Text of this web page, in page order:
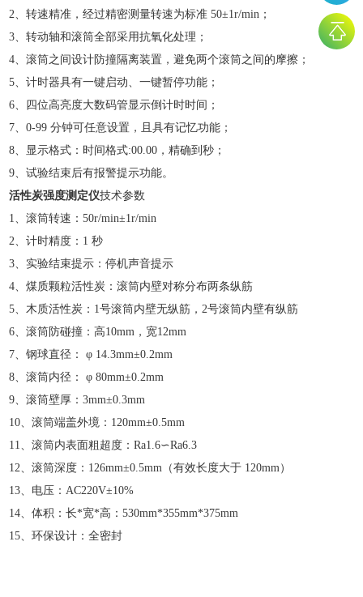
2、转速精准，经过精密测量转速为标准 50±1r/min；
3、转动轴和滚筒全部采用抗氧化处理；
4、滚筒之间设计防撞隔离装置，避免两个滚筒之间的摩擦；
5、计时器具有一键启动、一键暂停功能；
6、四位高亮度大数码管显示倒计时时间；
7、0-99 分钟可任意设置，且具有记忆功能；
8、显示格式：时间格式:00.00，精确到秒；
9、试验结束后有报警提示功能。
活性炭强度测定仪技术参数
1、滚筒转速：50r/min±1r/min
2、计时精度：1 秒
3、实验结束提示：停机声音提示
4、煤质颗粒活性炭：滚筒内壁对称分布两条纵筋
5、木质活性炭：1号滚筒内壁无纵筋，2号滚筒内壁有纵筋
6、滚筒防碰撞：高10mm，宽12mm
7、钢球直径： φ 14.3mm±0.2mm
8、滚筒内径： φ 80mm±0.2mm
9、滚筒壁厚：3mm±0.3mm
10、滚筒端盖外境：120mm±0.5mm
11、滚筒内表面粗超度：Ra1.6∽Ra6.3
12、滚筒深度：126mm±0.5mm（有效长度大于 120mm）
13、电压：AC220V±10%
14、体积：长*宽*高：530mm*355mm*375mm
15、环保设计：全密封